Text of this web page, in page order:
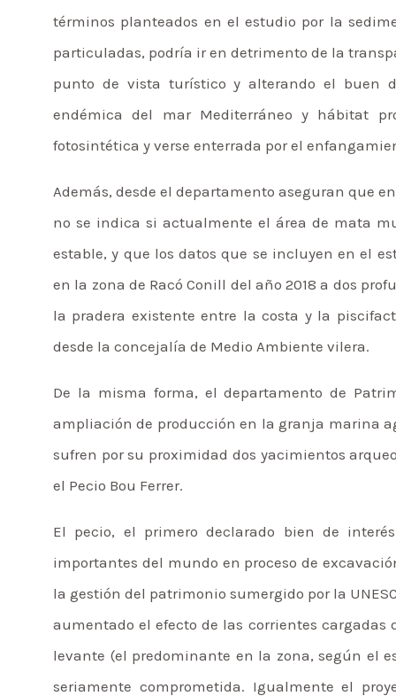
términos planteados en el estudio por la
particuladas, podría ir en detrimento de la
punto de vista turístico y alterando el buen
endémica del mar Mediterráneo y hábitat
fotosintética y verse enterrada por el
Además, desde el departamento aseguran que
no se indica si actualmente el área de mata
estable, y que los datos que se incluyen en el
en la zona de Racó Conill del año 2018 a dos
la pradera existente entre la costa y la
desde la concejalía de Medio Ambiente vilera.
De la misma forma, el departamento de
ampliación de producción en la granja marina
sufren por su proximidad dos yacimientos
el Pecio Bou Ferrer.
El pecio, el primero declarado bien de
importantes del mundo en proceso de
la gestión del patrimonio sumergido por la
aumentado el efecto de las corrientes
levante (el predominante en la zona, según el
seriamente comprometida. Igualmente el